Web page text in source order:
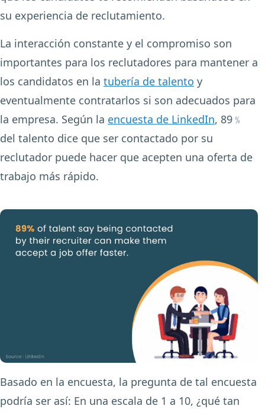
su experiencia de reclutamiento.
La interacción constante y el compromiso son
importantes para los reclutadores para mantener a
los candidatos en la tubería de talento y
eventualmente contratarlos si son adecuados para
la empresa. Según la encuesta de LinkedIn, 89﹪
del talento dice que ser contactado por su
reclutador puede hacer que acepten una oferta de
trabajo más rápido.
Basado en la encuesta, la pregunta de tal encuesta
podría ser así: En una escala de 1 a 10, ¿qué tan